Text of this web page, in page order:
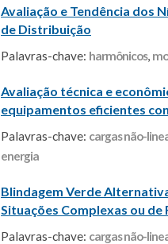
Avaliação e Tendência dos
de Distribuição
Palavras-chave: harmônicos,
Avaliação técnica e
equipamentos eficientes
Palavras-chave: cargas não-
energia
Blindagem Verde
Situações Complexas ou de
Palavras-chave: cargas não-